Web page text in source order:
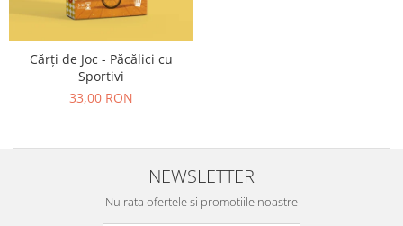
Cărți de Joc - Păcălici cu
Sportivi
33,00 RON
NEWSLETTER
Nu rata ofertele si promotiile noastre